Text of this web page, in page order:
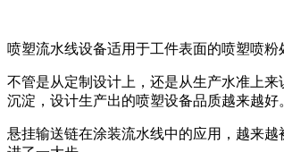
喷塑流水线设备适用于工件表面的喷塑喷
不管是从定制设计上，还是从生产水准上
沉淀，设计生产出的喷塑设备品质越来越好
悬挂输送链在涂装流水线中的应用，越来